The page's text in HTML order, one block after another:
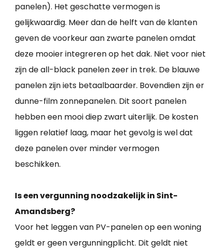
panelen). Het geschatte vermogen is
gelijkwaardig. Meer dan de helft van de klanten
geven de voorkeur aan zwarte panelen omdat
deze mooier integreren op het dak. Niet voor niet
zijn de all-black panelen zeer in trek. De blauwe
panelen zijn iets betaalbaarder. Bovendien zijn er
dunne-film zonnepanelen. Dit soort panelen
hebben een mooi diep zwart uiterlijk. De kosten
liggen relatief laag, maar het gevolg is wel dat
deze panelen over minder vermogen
beschikken.
Is een vergunning noodzakelijk in Sint-
Amandsberg?
Voor het leggen van PV-panelen op een woning
geldt er geen vergunningplicht. Dit geldt niet